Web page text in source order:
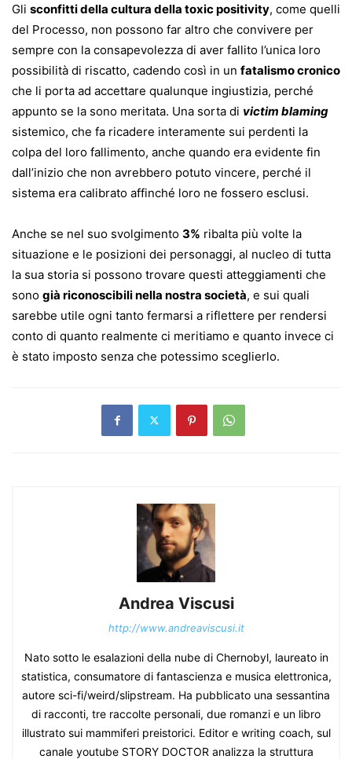
Gli sconfitti della cultura della toxic positivity, come quelli
del Processo, non possono far altro che convivere per
sempre con la consapevolezza di aver fallito l’unica loro
possibilità di riscatto, cadendo così in un fatalismo cronico
che li porta ad accettare qualunque ingiustizia, perché
appunto se la sono meritata. Una sorta di victim blaming
sistemico, che fa ricadere interamente sui perdenti la
colpa del loro fallimento, anche quando era evidente fin
dall’inizio che non avrebbero potuto vincere, perché il
sistema era calibrato affinché loro ne fossero esclusi.
Anche se nel suo svolgimento 3% ribalta più volte la
situazione e le posizioni dei personaggi, al nucleo di tutta
la sua storia si possono trovare questi atteggiamenti che
sono già riconoscibili nella nostra società, e sui quali
sarebbe utile ogni tanto fermarsi a riflettere per rendersi
conto di quanto realmente ci meritiamo e quanto invece ci
è stato imposto senza che potessimo sceglierlo.
Andrea Viscusi
http://www.andreaviscusi.it
Nato sotto le esalazioni della nube di Chernobyl, laureato in
statistica, consumatore di fantascienza e musica elettronica,
autore sci-fi/weird/slipstream. Ha pubblicato una sessantina
di racconti, tre raccolte personali, due romanzi e un libro
illustrato sui mammiferi preistorici. Editor e writing coach, sul
canale youtube STORY DOCTOR analizza la struttura